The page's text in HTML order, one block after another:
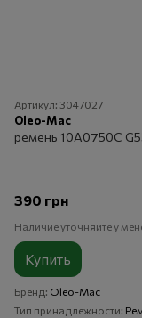
Артикул: 3047027
Oleo-Mac
ремень 10А0750С
390 грн
Наличие уточняйте у
Купить
Бренд Oleo-Mac
Тип принадлежности